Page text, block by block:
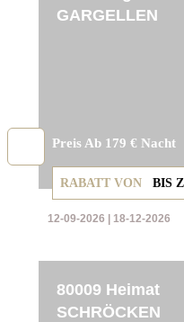
GARGELLEN
Preis Ab 179 € Nacht
12-09-2026 | 18-12-2026
RABATT VON BIS
80009 Heimat
SCHRÖCKEN